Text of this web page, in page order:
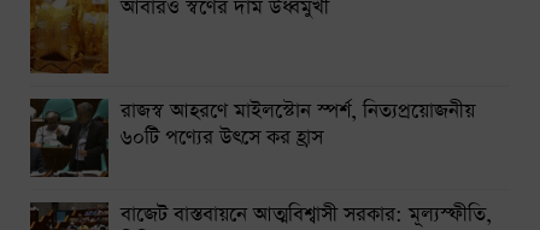
আবারও স্বর্ণের দাম উর্ধ্বমুখী
রাজস্ব আহরণে মাইলস্টোন স্পর্শ, নিত্যপ্রয়োজনীয়
৬০টি পণ্যের উৎসে কর হ্রাস
বাজেট বাস্তবায়নে আত্মবিশ্বাসী সরকার: মূল্যস্ফীতি,